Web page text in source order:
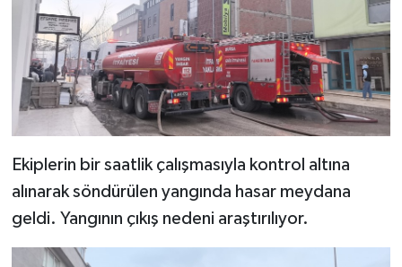
Ekiplerin bir saatlik çalışmasıyla kontrol altına
alınarak söndürülen yangında hasar meydana
geldi. Yangının çıkış nedeni araştırılıyor.